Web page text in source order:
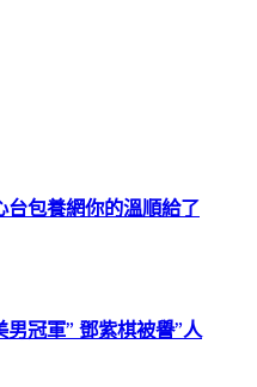
包養網你的溫順給了
冠軍” 鄧紫棋被譽”人